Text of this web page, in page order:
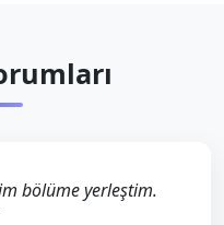
bölüme yerleştim.